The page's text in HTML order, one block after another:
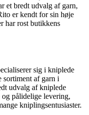
et bredt udvalg af garn,
er kendt for sin høje
har rost butikkens
sig i kniplede
sortiment af garn i
udvalg af kniplede
pålidelige levering,
kniplingsentusiaster.